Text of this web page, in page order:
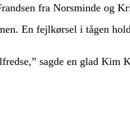
fra Norsminde og
En fejlkørsel i tågen
sagde en glad Kim